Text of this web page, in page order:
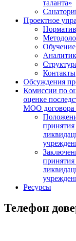
таланта»
Проектное
Обучение
Контакты
Обсуждения
Комиссии по
оценке
МОО договора
Ресурсы
Телефон